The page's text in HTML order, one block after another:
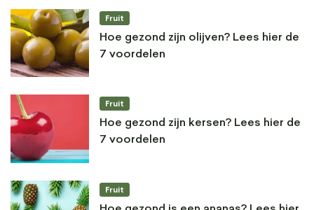
Fruit
Hoe gezond zijn olijven? Lees hier de
7 voordelen
Fruit
Hoe gezond zijn kersen? Lees hier de
7 voordelen
Fruit